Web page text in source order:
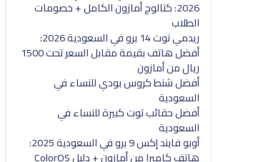
2026: كتالوج أمازون الكامل + خصومات
الطلاب
ريدمي نوت 14 برو في السعودية 2026:
أفضل هاتف بقيمة مقابل السعر تحت 1500
ريال من أمازون
أفضل شنط كروس بودي للنساء في
السعودية
أفضل حقائب توت كبيرة للنساء في
السعودية
أوبو فايند إكس 9 برو في السعودية 2025:
هاتف كاميرا من أمازون + دليل ColorOS